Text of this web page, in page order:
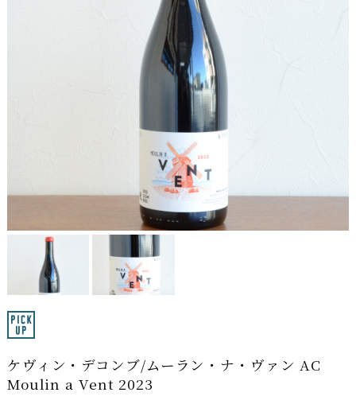
ケヴィン・デコンブ/ムーラン・ナ・ヴァン AC
Moulin a Vent 2023